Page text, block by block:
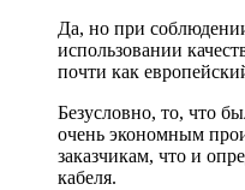
Да, но при
использовании
почти как
Безусловно, то, что
очень экономным
заказчикам, что и
кабеля.